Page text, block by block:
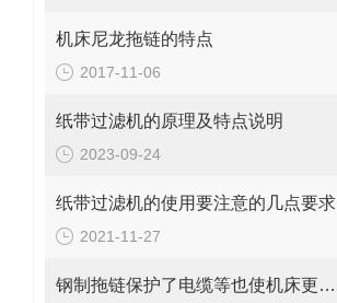
机床尼龙拖链的特点
2017-11-06
纸带过滤机的原理及特点说明
2023-09-24
纸带过滤机的使用要注意的几点要求
2021-11-27
钢制拖链保护了电缆等也使机床更美观